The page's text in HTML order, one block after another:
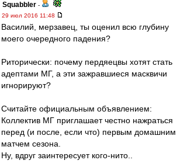
Squabbler -
29 июл 2016 11:48
Василий, мерзавец, ты оценил всю глубину
моего очередного падения?
Риторически: почему пердяецвы хотят стать
адептами МГ, а эти зажравшиеся масквичи
игнорируют?
Считайте официальным объявлением:
Коллектив МГ приглашает честно нажраться
перед (и после, если что) первым домашним
матчем сезона.
Ну, вдруг заинтересует кого-нито..